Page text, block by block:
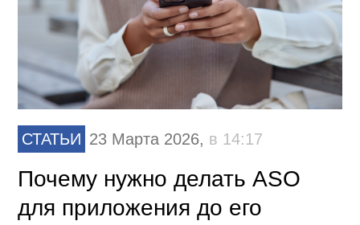
СТАТЬИ 23 Марта 2026, в 14:17
Почему нужно делать ASO
для приложения до его